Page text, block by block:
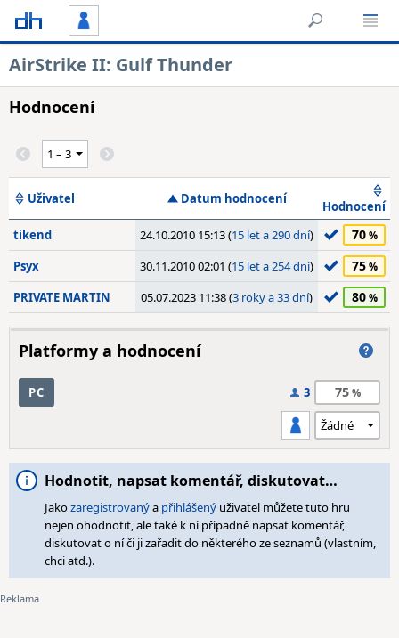
AirStrike II: Gulf Thunder
Hodnocení
Uživatel Datum hodnocení
Hodnocení
tikend
24.10.2010 15:13 (15 let a 290 dní) 70
Psyx 30.11.2010 02:01 (15 let a 254 dní) 75
PRIVATE MARTIN 05.07.2023 11:38 (3 roky a 33 dní) 80
Platformy a hodnocení
PC 3 75
Hodnotit, napsat komentář, diskutovat…
Jakozaregistrovanýa přihlášený uživatel můžete tuto hru
nejen ohodnotit, ale také k ní případně napsat komentář,
diskutovat o ní či ji zařadit do některého ze seznamů (vlastním,
chci atd.).